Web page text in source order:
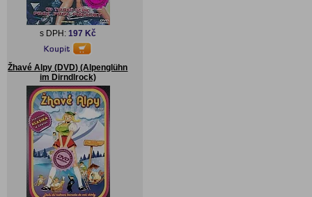
s DPH: 197 Kč
Žhavé Alpy (DVD) (Alpenglühn
im Dirndlrock)